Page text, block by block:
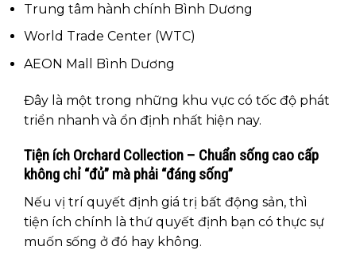
Trung tâm hành chính Bình Dương
World Trade Center (WTC)
AEON Mall Bình Dương
Đây là một trong những khu vực có tốc độ phát
triển nhanh và ổn định nhất hiện nay.
Tiện ích Orchard Collection – Chuẩn sống cao cấp
không chỉ “đủ” mà phải “đáng sống”
Nếu vị trí quyết định giá trị bất động sản, thì
tiện ích chính là thứ quyết định bạn có thực sự
muốn sống ở đó hay không.